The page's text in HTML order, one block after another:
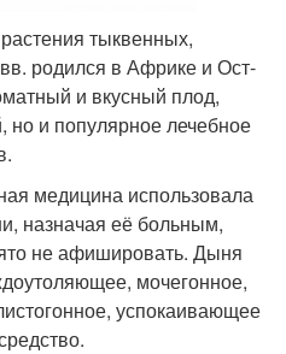
тыквенных,
родился в Африке и Ост-
и вкусный плод,
и популярное лечебное
медицина использовала
назначая её больным,
не афишировать. Дыня
мочегонное,
успокаивающее